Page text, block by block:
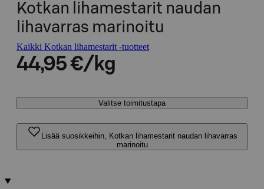
Kotkan lihamestarit naudan
lihavarras marinoitu
Kaikki Kotkan lihamestarit -tuotteet
44,95 €/kg
Valitse toimitustapa
Lisää suosikkeihin, Kotkan lihamestarit naudan lihavarras
marinoitu